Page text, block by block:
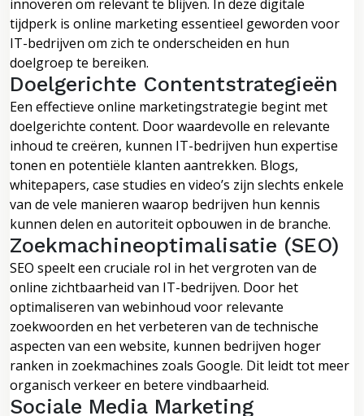
innoveren om relevant te blijven. In deze digitale
tijdperk is online marketing essentieel geworden voor
IT-bedrijven om zich te onderscheiden en hun
doelgroep te bereiken.
Doelgerichte Contentstrategieën
Een effectieve online marketingstrategie begint met
doelgerichte content. Door waardevolle en relevante
inhoud te creëren, kunnen IT-bedrijven hun expertise
tonen en potentiële klanten aantrekken. Blogs,
whitepapers, case studies en video’s zijn slechts enkele
van de vele manieren waarop bedrijven hun kennis
kunnen delen en autoriteit opbouwen in de branche.
Zoekmachineoptimalisatie (SEO)
SEO speelt een cruciale rol in het vergroten van de
online zichtbaarheid van IT-bedrijven. Door het
optimaliseren van webinhoud voor relevante
zoekwoorden en het verbeteren van de technische
aspecten van een website, kunnen bedrijven hoger
ranken in zoekmachines zoals Google. Dit leidt tot meer
organisch verkeer en betere vindbaarheid.
Sociale Media Marketing